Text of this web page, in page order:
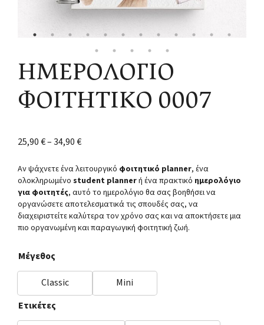
ΗΜΕΡΟΛΟΓΙΟ
ΦΟΙΤΗΤΙΚΟ 0007
25,90€–34,90€
Αν ψάχνετε ένα λειτουργικό φοιτητικό planner, ένα
ολοκληρωμένο student plannerή ένα πρακτικό ημερολόγιο
για φοιτητές, αυτό το ημερολόγιο θα σας βοηθήσει να
οργανώσετε αποτελεσματικά τις σπουδές σας, να
διαχειριστείτε καλύτερα τον χρόνο σας και να αποκτήσετε μια
πιο οργανωμένη και παραγωγική φοιτητική ζωή.
Μέγεθος
Classic
Mini
Ετικέτες